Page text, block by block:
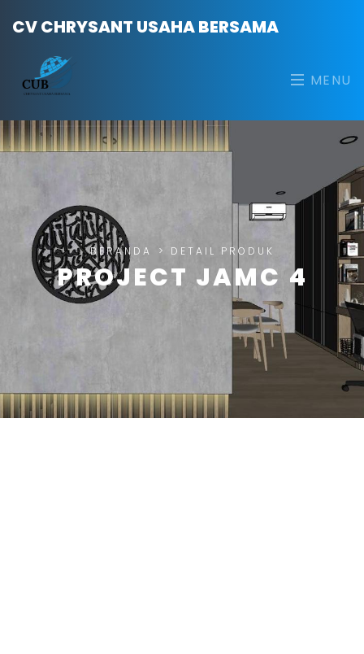
CV CHRYSANT USAHA BERSAMA
MENU
BERANDA > DETAIL PRODUK
PROJECT JAMC 4